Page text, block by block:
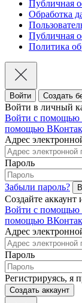
Публичная
Обработка
Публичная
Политика
Войти Создать
Войти в личный
Войти с помощью
помощью
Адрес
Пароль
Забыли пароль?
Создайте
Войти с помощью
помощью
Адрес
Пароль
Регистрируясь, я